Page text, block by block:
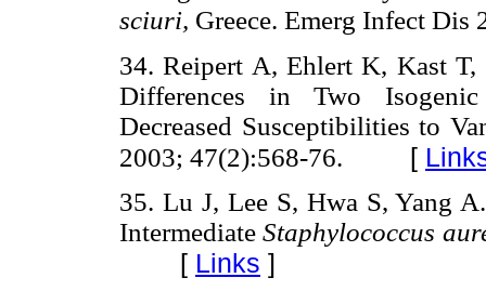
sciuri, Greece. Emerg Infect
34. Reipert A, Ehlert K, Kast
Differences in Two
Decreased Susceptibilities to
2003; 47(2):568-76.
[
35. Lu J, Lee S, Hwa S, Yang
IntermediateStaphylococcus
[ Links ]